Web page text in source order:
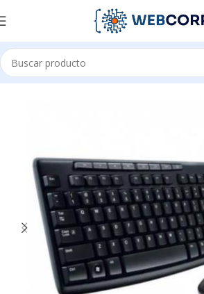
Inicio ACCESORIOS PARA OFICINA